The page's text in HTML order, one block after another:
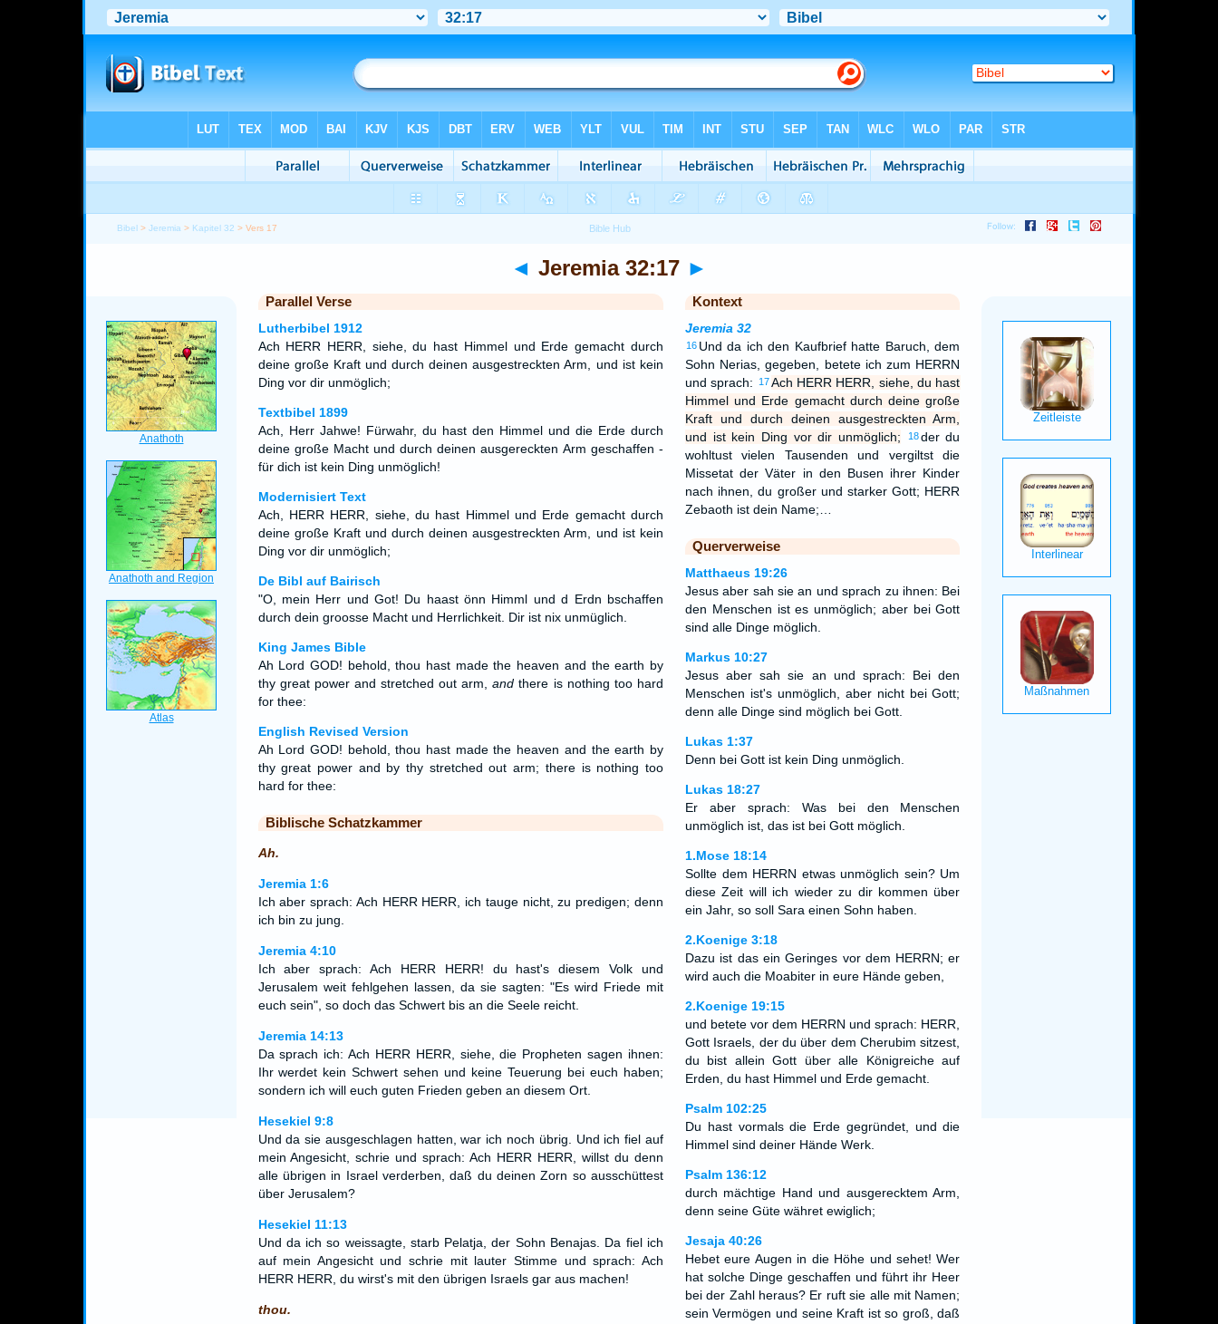
Bibel >Jeremia > Kapitel 32 > Vers 17
◄ Jeremia 32:17 ►
Parallel Verse
Lutherbibel 1912
Ach HERR HERR, siehe, du hast Himmel und Erde gemacht durch
deine große Kraft und durch deinen ausgestreckten Arm, und ist kein
Ding vor dir unmöglich;
Textbibel 1899
Ach, Herr Jahwe! Fürwahr, du hast den Himmel und die Erde durch
deine große Macht und durch deinen ausgereckten Arm geschaffen -
für dich ist kein Ding unmöglich!
Modernisiert Text
Ach, HERR HERR, siehe, du hast Himmel und Erde gemacht durch
deine große Kraft und durch deinen ausgestreckten Arm, und ist kein
Ding vor dir unmöglich;
De Bibl auf Bairisch
"O, mein Herr und Got! Du haast önn Himml und d Erdn bschaffen
durch dein groosse Macht und Herrlichkeit. Dir ist nix unmüglich.
King James Bible
Ah Lord GOD! behold, thou hast made the heaven and the earth by
thy great power and stretched out arm,and there is nothing too hard
for thee:
English Revised Version
Ah Lord GOD! behold, thou hast made the heaven and the earth by
thy great power and by thy stretched out arm; there is nothing too
hard for thee:
Biblische Schatzkammer
Ah.
Jeremia 1:6
Ich aber sprach: Ach HERR HERR, ich tauge nicht, zu predigen; denn
ich bin zu jung.
Jeremia 4:10
Ich aber sprach: Ach HERR HERR! du hast's diesem Volk und
Jerusalem weit fehlgehen lassen, da sie sagten: "Es wird Friede mit
euch sein", so doch das Schwert bis an die Seele reicht.
Jeremia 14:13
Da sprach ich: Ach HERR HERR, siehe, die Propheten sagen ihnen:
Ihr werdet kein Schwert sehen und keine Teuerung bei euch haben;
sondern ich will euch guten Frieden geben an diesem Ort.
Hesekiel 9:8
Und da sie ausgeschlagen hatten, war ich noch übrig. Und ich fiel auf
mein Angesicht, schrie und sprach: Ach HERR HERR, willst du denn
alle übrigen in Israel verderben, daß du deinen Zorn so ausschüttest
über Jerusalem?
Hesekiel 11:13
Und da ich so weissagte, starb Pelatja, der Sohn Benajas. Da fiel ich
auf mein Angesicht und schrie mit lauter Stimme und sprach: Ach
HERR HERR, du wirst's mit den übrigen Israels gar aus machen!
thou.
Kontext
Jeremia 32
16 Und da ich den Kaufbrief hatte Baruch, dem
Sohn Nerias, gegeben, betete ich zum HERRN
und sprach:
17Ach HERR HERR, siehe, du hast
Himmel und Erde gemacht durch deine große
Kraft und durch deinen ausgestreckten Arm,
und ist kein Ding vor dir unmöglich;
18der du
wohltust vielen Tausenden und vergiltst die
Missetat der Väter in den Busen ihrer Kinder
nach ihnen, du großer und starker Gott; HERR
Zebaoth ist dein Name;…
Querverweise
Matthaeus 19:26
Jesus aber sah sie an und sprach zu ihnen: Bei
den Menschen ist es unmöglich; aber bei Gott
sind alle Dinge möglich.
Markus 10:27
Jesus aber sah sie an und sprach: Bei den
Menschen ist's unmöglich, aber nicht bei Gott;
denn alle Dinge sind möglich bei Gott.
Lukas 1:37
Denn bei Gott ist kein Ding unmöglich.
Lukas 18:27
Er aber sprach: Was bei den Menschen
unmöglich ist, das ist bei Gott möglich.
1.Mose 18:14
Sollte dem HERRN etwas unmöglich sein? Um
diese Zeit will ich wieder zu dir kommen über
ein Jahr, so soll Sara einen Sohn haben.
2.Koenige 3:18
Dazu ist das ein Geringes vor dem HERRN; er
wird auch die Moabiter in eure Hände geben,
2.Koenige 19:15
und betete vor dem HERRN und sprach: HERR,
Gott Israels, der du über dem Cherubim sitzest,
du bist allein Gott über alle Königreiche auf
Erden, du hast Himmel und Erde gemacht.
Psalm 102:25
Du hast vormals die Erde gegründet, und die
Himmel sind deiner Hände Werk.
Psalm 136:12
durch mächtige Hand und ausgerecktem Arm,
denn seine Güte währet ewiglich;
Jesaja 40:26
Hebet eure Augen in die Höhe und sehet! Wer
hat solche Dinge geschaffen und führt ihr Heer
bei der Zahl heraus? Er ruft sie alle mit Namen;
sein Vermögen und seine Kraft ist so groß, daß